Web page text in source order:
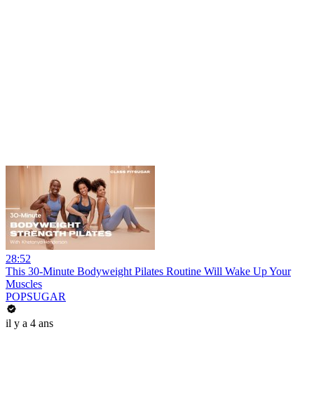
28:52
This 30-Minute Bodyweight Pilates Routine Will Wake Up Your
Muscles
POPSUGAR
il y a 4 ans